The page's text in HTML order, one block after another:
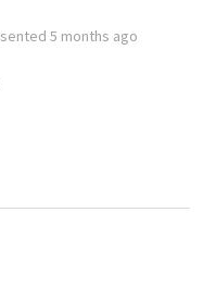
5 months ago